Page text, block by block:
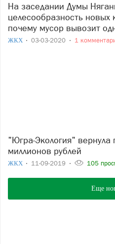
На заседании Думы Нягани разъяснили
целесообразность новых
почему мусор вывозит
ЖКХ 03-03-2020 1
"Югра-Экология" вернула потребителям около 4
миллионов рублей
ЖКХ 11-09-2019 105
Еще